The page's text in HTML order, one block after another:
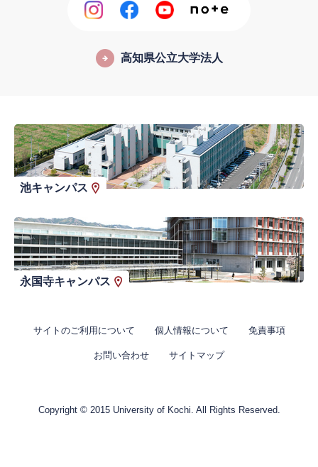
高知県公立大学法人
池キャンパス
永国寺キャンパス
サイトのご利用について 個人情報について 免責事項
お問い合わせ サイトマップ
Copyright © 2015 University of Kochi. All Rights Reserved.